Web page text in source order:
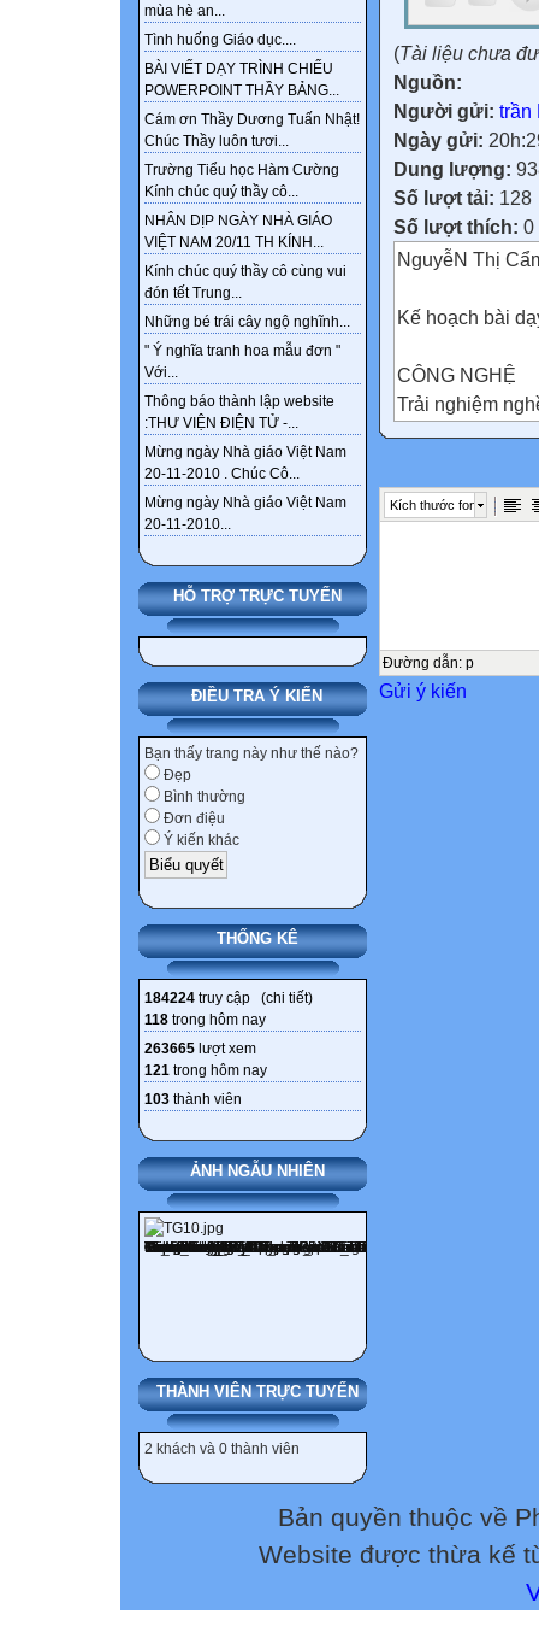
mùa hè an...
Tình huống Giáo dục....
BÀI VIẾT DẠY TRÌNH CHIẾU
POWERPOINT THẦY BẢNG...
Cám ơn Thầy Dương Tuấn Nhật!
Chúc Thầy luôn tươi...
Trường Tiểu học Hàm Cường
Kính chúc quý thầy cô...
NHÂN DỊP NGÀY NHÀ GIÁO
VIỆT NAM 20/11 TH KÍNH...
Kính chúc quý thầy cô cùng vui
đón tết Trung...
Những bé trái cây ngộ nghĩnh...
" Ý nghĩa tranh hoa mẫu đơn "
Với...
Thông báo thành lập website
:THƯ VIỆN ĐIỆN TỬ -...
Mừng ngày Nhà giáo Việt Nam
20-11-2010 . Chúc Cô...
Mừng ngày Nhà giáo Việt Nam
20-11-2010...
HỖ TRỢ TRỰC TUYẾN
ĐIỀU TRA Ý KIẾN
Bạn thấy trang này như thế nào?
Đẹp
Bình thường
Đơn điệu
Ý kiến khác
THỐNG KÊ
184224 truy cập (chi tiết)
118 trong hôm nay
263665 lượt xem
121 trong hôm nay
103 thành viên
ẢNH NGẪU NHIÊN
THÀNH VIÊN TRỰC TUYẾN
2 khách và 0 thành viên
(Tài liệu chưa
Nguồn:
Người gửi: trần
Ngày gửi:
Dung lượng:
Số lượt tải: 128
Số lượt thích: 0
NguyễN Thị
Kế hoạch bài
CÔNG NGHỆ
Trải nghiệm
Mô đun Lắp đặt
LỚP
(Hỗ trợ giáo
CÁC TỪ VIẾT
LỜI NÓI ĐẦU
Từ năm học
tạo của Nhà
Kích thước font
Đường dẫn: p
Gửi ý kiến
Bản quyền thuộc về
Website được thừa kế